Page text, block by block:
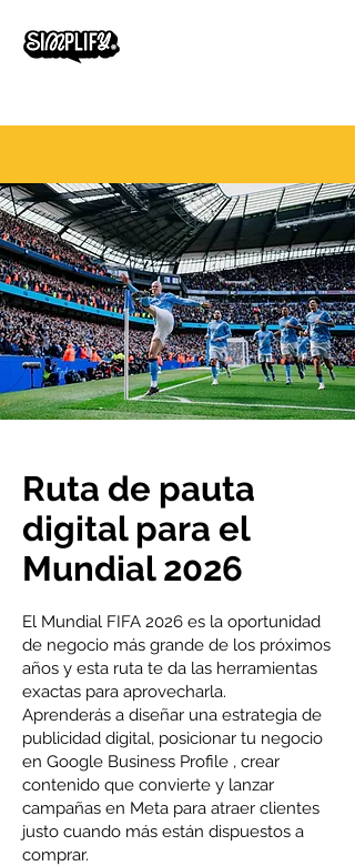
Ruta de pauta
digital para el
Mundial 2026
El Mundial FIFA 2026 es la oportunidad
de negocio más grande de los próximos
años y esta ruta te da las herramientas
exactas para aprovecharla.
Aprenderás a diseñar una estrategia de
publicidad digital, posicionar tu negocio
en Google Business Profile , crear
contenido que convierte y lanzar
campañas en Meta para atraer clientes
justo cuando más están dispuestos a
comprar.